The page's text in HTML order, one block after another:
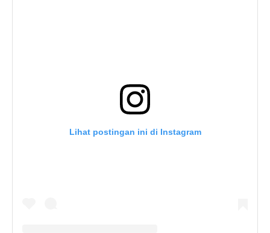
Lihat postingan ini di Instagram